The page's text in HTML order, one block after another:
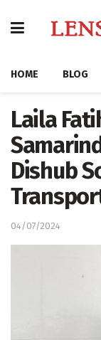
HOME BLOG
Laila
Dishub
04/07/2024